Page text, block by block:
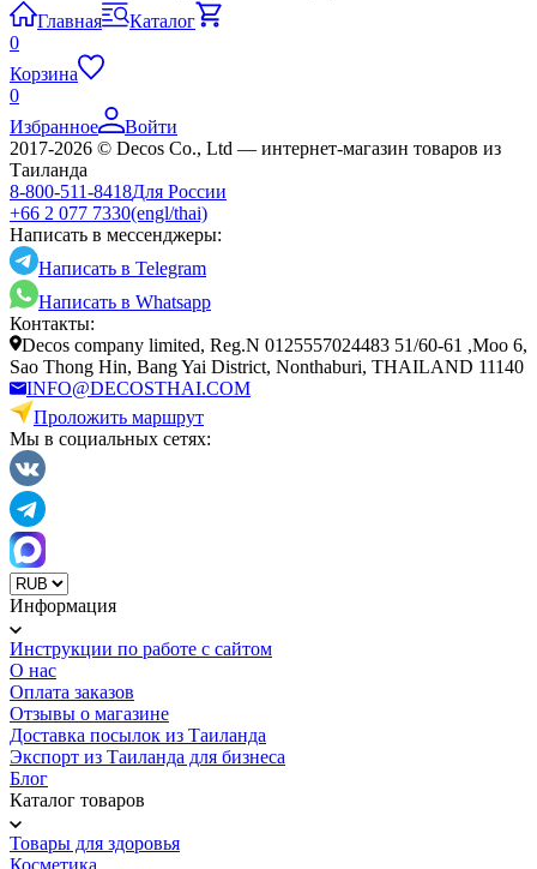
Главная
Каталог
0
Корзина
0
Избранное
Войти
2017-2026 © Decos Co., Ltd — интернет-магазин товаров из
Таиланда
8-800-511-8418Для России
+66 2 077 7330(engl/thai)
Написать в мессенджеры:
Написать в Telegram
Написать в Whatsapp
Контакты:
Decos company limited, Reg.N 0125557024483 51/60-61 ,Moo 6,
Sao Thong Hin, Bang Yai District, Nonthaburi, THAILAND 11140
INFO@DECOSTHAI.COM
Проложить маршрут
Мы в социальных сетях:
Информация
Инструкции по работе с сайтом
О нас
Оплата заказов
Отзывы о магазине
Доставка посылок из Таиланда
Экспорт из Таиланда для бизнеса
Блог
Каталог товаров
Товары для здоровья
Косметика